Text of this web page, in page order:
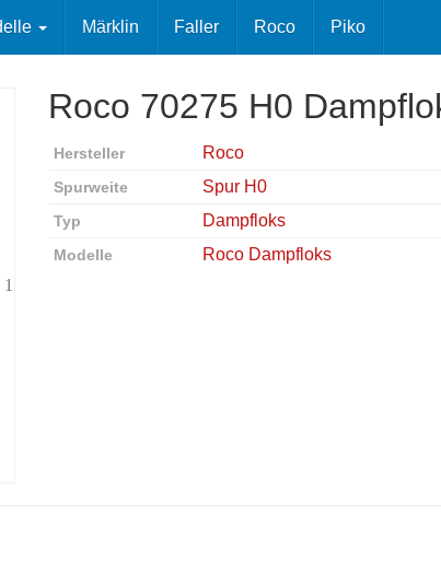
Märklin Faller Roco Piko
Roco 70275 H0
Hersteller Roco
Spurweite Spur H0
Typ Dampfloks
Modelle Roco Dampfloks